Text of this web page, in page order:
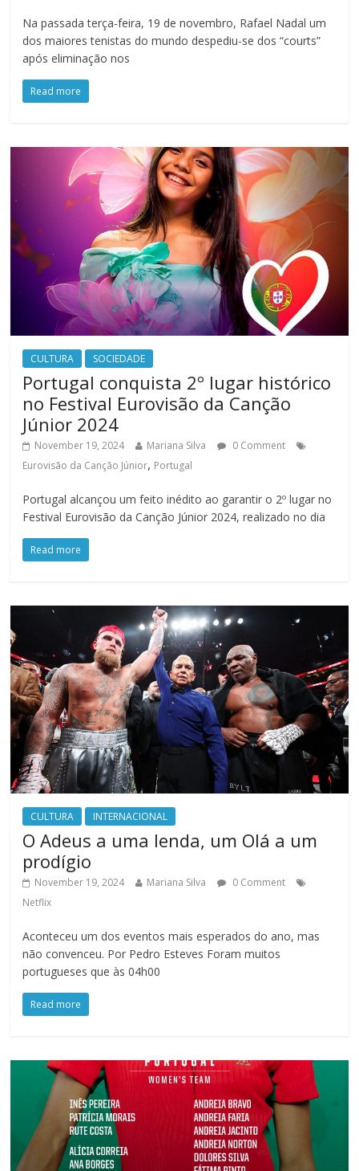
Na passada terça-feira, 19 de novembro, Rafael Nadal um
dos maiores tenistas do mundo despediu-se dos “courts”
após eliminação nos
Read more
CULTURA SOCIEDADE
Portugal conquista 2º lugar histórico
no Festival Eurovisão da Canção
Júnior 2024
November 19, 2024 Mariana Silva
0 Comment
Eurovisão da Canção Júnior, Portugal
Portugal alcançou um feito inédito ao garantir o 2º lugar no
Festival Eurovisão da Canção Júnior 2024, realizado no dia
Read more
CULTURA INTERNACIONAL
O Adeus a uma lenda, um Olá a um
prodígio
November 19, 2024 Mariana Silva
0 Comment
Netflix
Aconteceu um dos eventos mais esperados do ano, mas
não convenceu. Por Pedro Esteves Foram muitos
portugueses que às 04h00
Read more